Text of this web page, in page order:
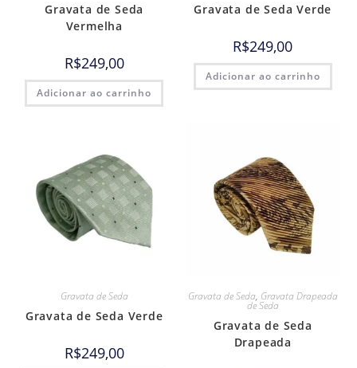
Gravata de Seda
Vermelha
R$249,00
Adicionar ao carrinho
Gravata de Seda Verde
R$249,00
Adicionar ao carrinho
Gravata de Seda
Gravata de Seda Verde
R$249,00
Gravata de Seda, Gravata Drapeada
de Seda
Gravata de Seda
Drapeada